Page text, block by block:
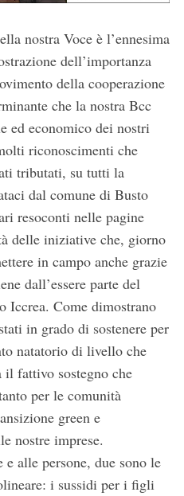
nostra Voce è l’ennesima
dell’importanza
della cooperazione
che la nostra Bcc
ed economico dei nostri
riconoscimenti che
tributati, su tutti la
dal comune di Busto
resoconti nelle pagine
delle iniziative che, giorno
in campo anche grazie
dall’essere parte del
Iccrea. Come dimostrano
in grado di sostenere per
natatorio di livello che
il fattivo sostegno che
per le comunità
green e
nostre imprese.
alle persone, due sono le
i sussidi per i figli